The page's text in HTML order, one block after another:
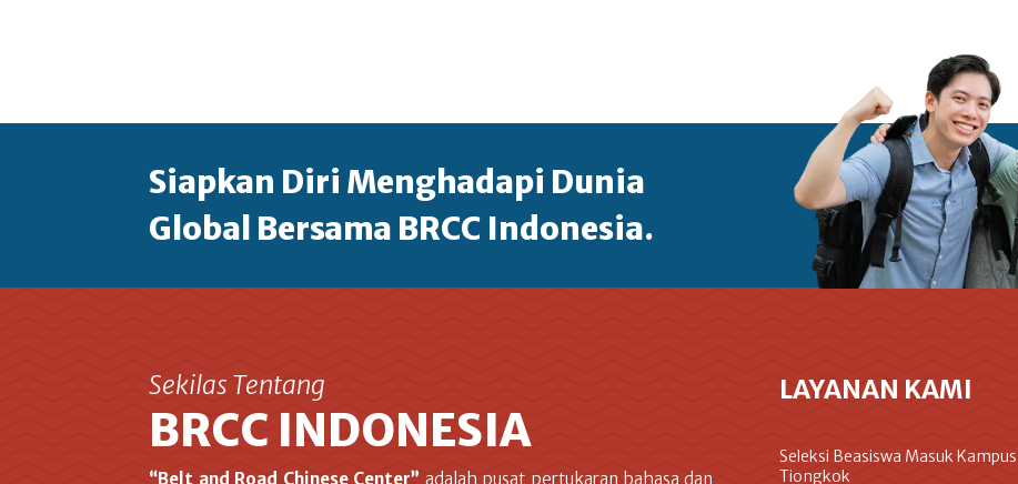
Siapkan Diri Menghadapi Dunia
Global Bersama BRCC Indonesia.
Sekilas Tentang
BRCC INDONESIA
“Belt and Road Chinese Center” adalah pusat pertukaran bahasa dan
LAYANAN KAMI
Seleksi Beasiswa Masuk Kampus
Tiongkok